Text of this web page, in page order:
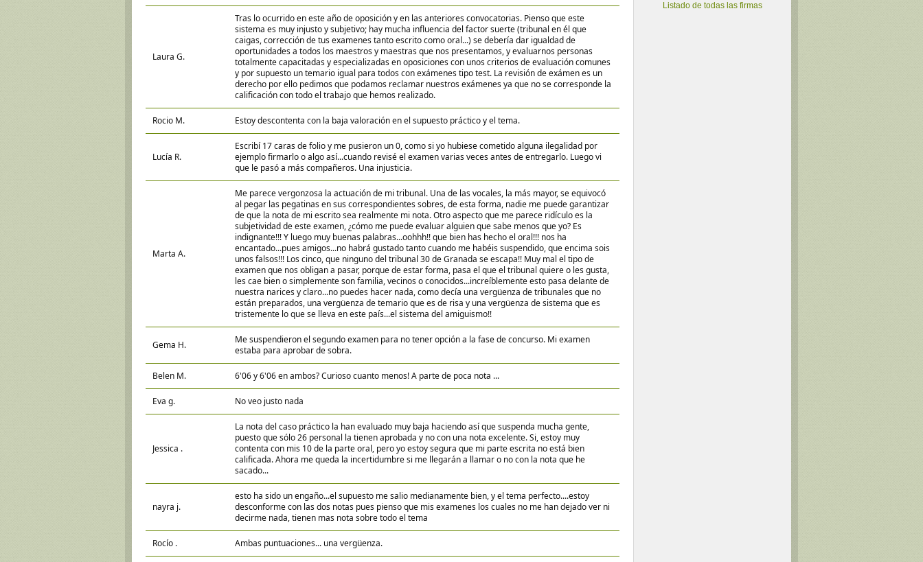
Laura G.
Tras lo ocurrido en este año de oposición y en las anteriores convocatorias. Pienso que este
sistema es muy injusto y subjetivo; hay mucha influencia del factor suerte (tribunal en él que
caigas, corrección de tus examenes tanto escrito como oral...) se debería dar igualdad de
oportunidades a todos los maestros y maestras que nos presentamos, y evaluarnos personas
totalmente capacitadas y especializadas en oposiciones con unos criterios de evaluación comunes
y por supuesto un temario igual para todos con exámenes tipo test. La revisión de exámen es un
derecho por ello pedimos que podamos reclamar nuestros exámenes ya que no se corresponde la
calificación con todo el trabajo que hemos realizado.
Rocio M. Estoy descontenta con la baja valoración en el supuesto práctico y el tema.
Lucía R.
Escribí 17 caras de folio y me pusieron un 0, como si yo hubiese cometido alguna ilegalidad por
ejemplo firmarlo o algo así...cuando revisé el examen varias veces antes de entregarlo. Luego vi
que le pasó a más compañeros. Una injusticia.
Marta A.
Me parece vergonzosa la actuación de mi tribunal. Una de las vocales, la más mayor, se equivocó
al pegar las pegatinas en sus correspondientes sobres, de esta forma, nadie me puede garantizar
de que la nota de mi escrito sea realmente mi nota. Otro aspecto que me parece ridículo es la
subjetividad de este examen, ¿cómo me puede evaluar alguien que sabe menos que yo? Es
indignante!!! Y luego muy buenas palabras...oohhh!! que bien has hecho el oral!!! nos ha
encantado...pues amigos...no habrá gustado tanto cuando me habéis suspendido, que encima sois
unos falsos!!! Los cinco, que ninguno del tribunal 30 de Granada se escapa!! Muy mal el tipo de
examen que nos obligan a pasar, porque de estar forma, pasa el que el tribunal quiere o les gusta,
les cae bien o simplemente son familia, vecinos o conocidos...increíblemente esto pasa delante de
nuestra narices y claro...no puedes hacer nada, como decía una vergüenza de tribunales que no
están preparados, una vergüenza de temario que es de risa y una vergüenza de sistema que es
tristemente lo que se lleva en este país...el sistema del amiguismo!!
Gema H.
Me suspendieron el segundo examen para no tener opción a la fase de concurso. Mi examen
estaba para aprobar de sobra.
Belen M. 6'06 y 6'06 en ambos? Curioso cuanto menos! A parte de poca nota ...
Eva g. No veo justo nada
Jessica .
La nota del caso práctico la han evaluado muy baja haciendo así que suspenda mucha gente,
puesto que sólo 26 personal la tienen aprobada y no con una nota excelente. Si, estoy muy
contenta con mis 10 de la parte oral, pero yo estoy segura que mi parte escrita no está bien
calificada. Ahora me queda la incertidumbre si me llegarán a llamar o no con la nota que he
sacado...
nayra j.
esto ha sido un engaño...el supuesto me salio medianamente bien, y el tema perfecto....estoy
desconforme con las dos notas pues pienso que mis examenes los cuales no me han dejado ver ni
decirme nada, tienen mas nota sobre todo el tema
Rocío . Ambas puntuaciones... una vergüenza.
Listado de todas las firmas